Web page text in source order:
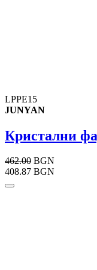
LPPE15
JUNYAN
Кристални
462.00 BGN
408.87 BGN